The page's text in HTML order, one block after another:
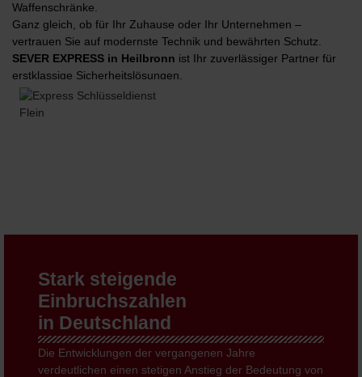
Waffenschränke.
Ganz gleich, ob für Ihr Zuhause oder Ihr Unternehmen –
vertrauen Sie auf modernste Technik und bewährten Schutz.
SEVER EXPRESS in Heilbronn ist Ihr zuverlässiger Partner für
erstklassige Sicherheitslösungen.
Stark steigende
Einbruchszahlen
in Deutschland
Die Entwicklungen der vergangenen Jahre
verdeutlichen einen stetigen Anstieg der Bedeutung von